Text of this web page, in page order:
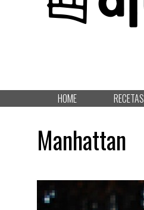
HOME RECETAS
Manhattan